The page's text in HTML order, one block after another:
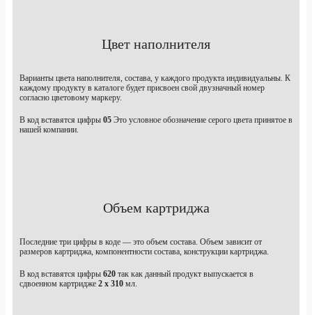
Цвет наполнителя
Варианты цвета наполнителя, состава, у каждого продукта индивидуальны. К
каждому продукту в каталоге будет присвоен свой двузначный номер
согласно цветовому маркеру.
В код вставятся цифры 05 Это условное обозначение серого цвета принятое в
нашей компании.
Объем картриджа
Последние три цифры в коде — это объем состава. Объем зависит от
размеров картриджа, компонентности состава, конструкции картриджа.
В код вставятся цифры 620 так как данный продукт выпускается в
сдвоенном картридже 2 х 310 мл.